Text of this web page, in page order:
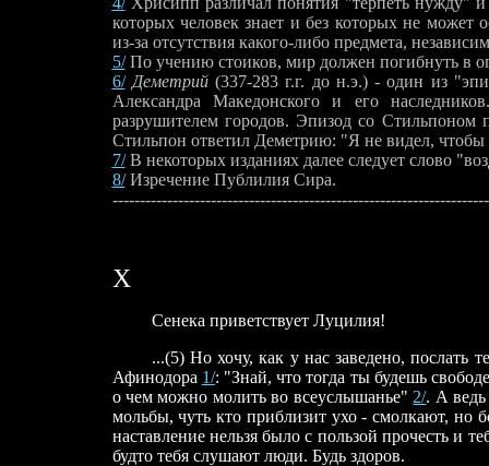
которых человек знает и без которых не
из-за отсутствия какого-либо предмета,
5/По учению стоиков, мир должен погибнуть в
6/ Деметрий(337-283 г.г. до н.э.) - один из
Александра Македонского и его
разрушителем городов. Эпизод со Стильпоном
Стильпон ответил Деметрию: "Я не видел, чтобы
7/В некоторых изданиях далее следует слово
8/Изречение Публилия Сира.
X
Сенека приветствует Луцилия!
...(5) Но хочу, как у нас заведено, послать
Афинодора 1/: "Знай, что тогда ты будешь
о чем можно молить во всеуслышанье" 2/. А
мольбы, чуть кто приблизит ухо - смолкают, но
наставление нельзя было с пользой прочесть и
будто тебя слушают люди. Будь здоров.